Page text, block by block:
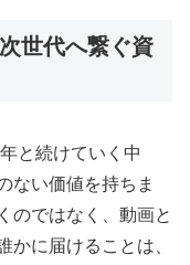
世代へ繋ぐ資
と続けていく中
ない価値を持ちま
のではなく、動画と
かに届けることは、